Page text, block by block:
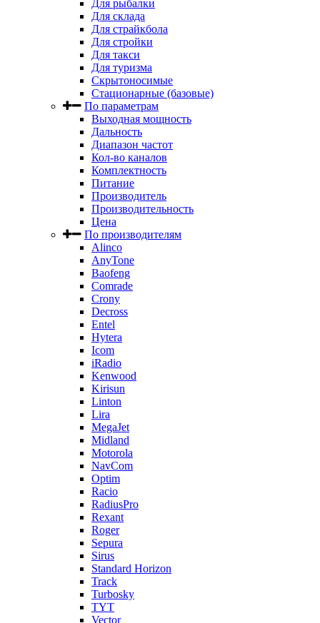
Для рыбалки
Для склада
Для страйкбола
Для стройки
Для такси
Для туризма
Скрытоносимые
Стационарные (базовые)
По параметрам
Выходная мощность
Дальность
Диапазон частот
Кол-во каналов
Комплектность
Питание
Производитель
Производительность
Цена
По производителям
Alinco
AnyTone
Baofeng
Comrade
Crony
Decross
Entel
Hytera
Icom
iRadio
Kenwood
Kirisun
Linton
Lira
MegaJet
Midland
Motorola
NavCom
Optim
Racio
RadiusPro
Rexant
Roger
Sepura
Sirus
Standard Horizon
Track
Turbosky
TYT
Vector